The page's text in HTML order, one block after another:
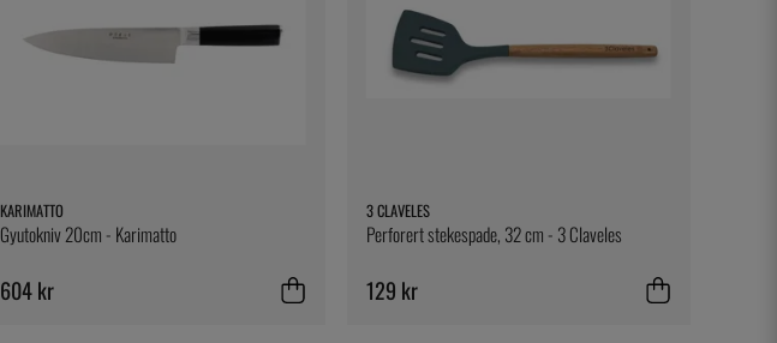
KARIMATTO
Gyutokniv 20cm - Karimatto
604 kr
3 CLAVELES
Perforert stekespade, 32 cm - 3 Claveles
129 kr